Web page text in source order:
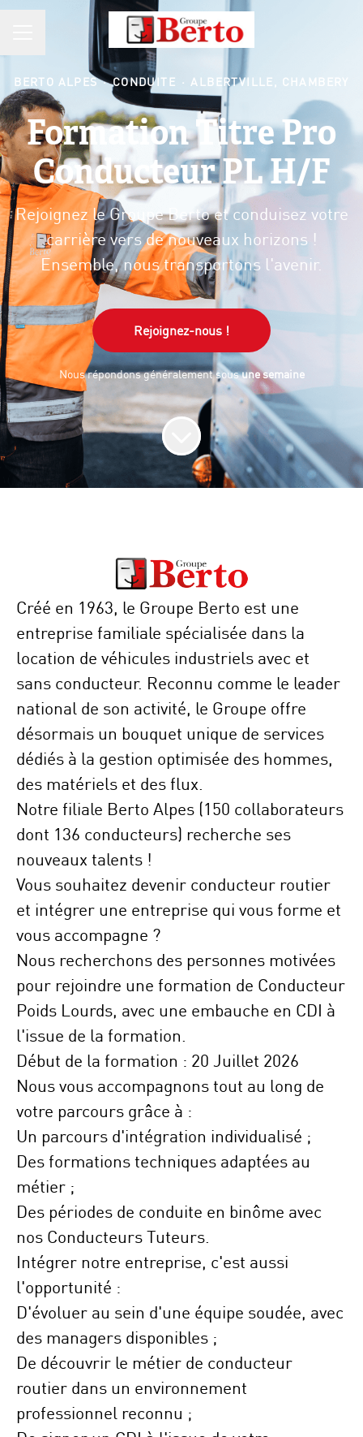
MENU CARRIÈRE
BERTO ALPES · CONDUITE · ALBERTVILLE, CHAMBERY
Formation Titre Pro
Conducteur PL H/F
Rejoignez le Groupe Berto et conduisez votre
carrière vers de nouveaux horizons !
Ensemble, nous transportons l'avenir.
Rejoignez-nous !
Nous répondons généralement sousune semaine
Créé en 1963, le Groupe Berto est une
entreprise familiale spécialisée dans la
location de véhicules industriels avec et
sans conducteur. Reconnu comme le leader
national de son activité, le Groupe offre
désormais un bouquet unique de services
dédiés à la gestion optimisée des hommes,
des matériels et des flux.
Notre filiale Berto Alpes (150 collaborateurs
dont 136 conducteurs) recherche ses
nouveaux talents !
Vous souhaitez devenir conducteur routier
et intégrer une entreprise qui vous forme et
vous accompagne ?
Nous recherchons des personnes motivées
pour rejoindre une formation de Conducteur
Poids Lourds, avec une embauche en CDI à
l'issue de la formation
Début de la formation : 20 Juillet 2026
Nous vous accompagnons tout au long de
votre parcours grâce à :
Un parcours d'intégration individualisé ;
Des formations techniques adaptées au
métier ;
Des périodes de conduite en binôme avec
nos Conducteurs Tuteurs.
Intégrer notre entreprise, c'est aussi
l'opportunité :
D'évoluer au sein d'une équipe soudée, avec
des managers disponibles ;
De découvrir le métier de conducteur
routier dans un environnement
professionnel reconnu ;